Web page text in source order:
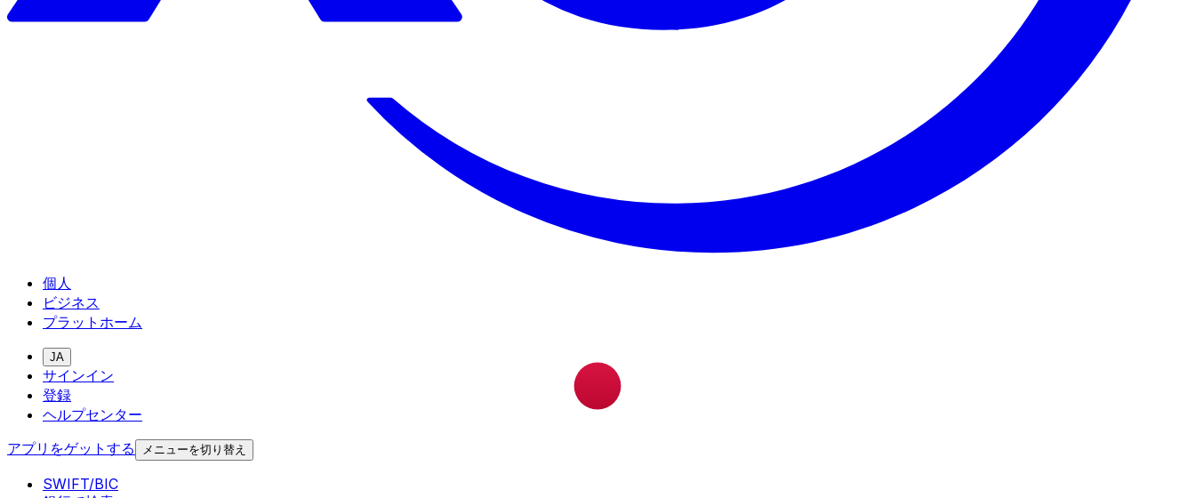
個人
ビジネス
プラットホーム
JA
サインイン
登録
ヘルプセンター
アプリをゲットする
メニューを切り替え
SWIFT/BIC